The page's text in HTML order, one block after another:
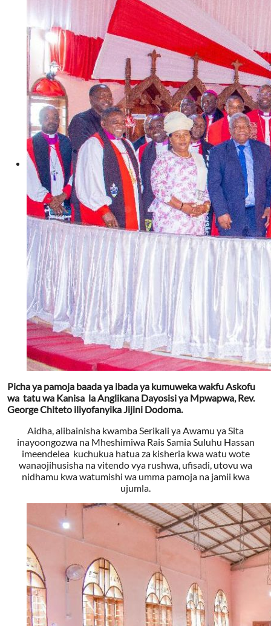
Picha ya pamoja baada ya ibada ya kumuweka wakfu Askofu
wa tatu wa Kanisa la Anglikana Dayosisi ya Mpwapwa, Rev.
George Chiteto iliyofanyika Jijini Dodoma.
Aidha, alibainisha kwamba Serikali ya Awamu ya Sita
inayoongozwa na Mheshimiwa Rais Samia Suluhu Hassan
imeendelea kuchukua hatua za kisheria kwa watu wote
wanaojihusisha na vitendo vya rushwa, ufisadi, utovu wa
nidhamu kwa watumishi wa umma pamoja na jamii kwa
ujumla.